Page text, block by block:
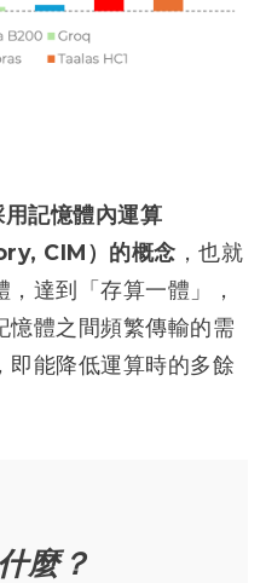
記憶體內運算
CIM）的概念 ，也就
達到「存算一體」，
憶體之間頻繁傳輸的需
即能降低運算時的多餘
麼？